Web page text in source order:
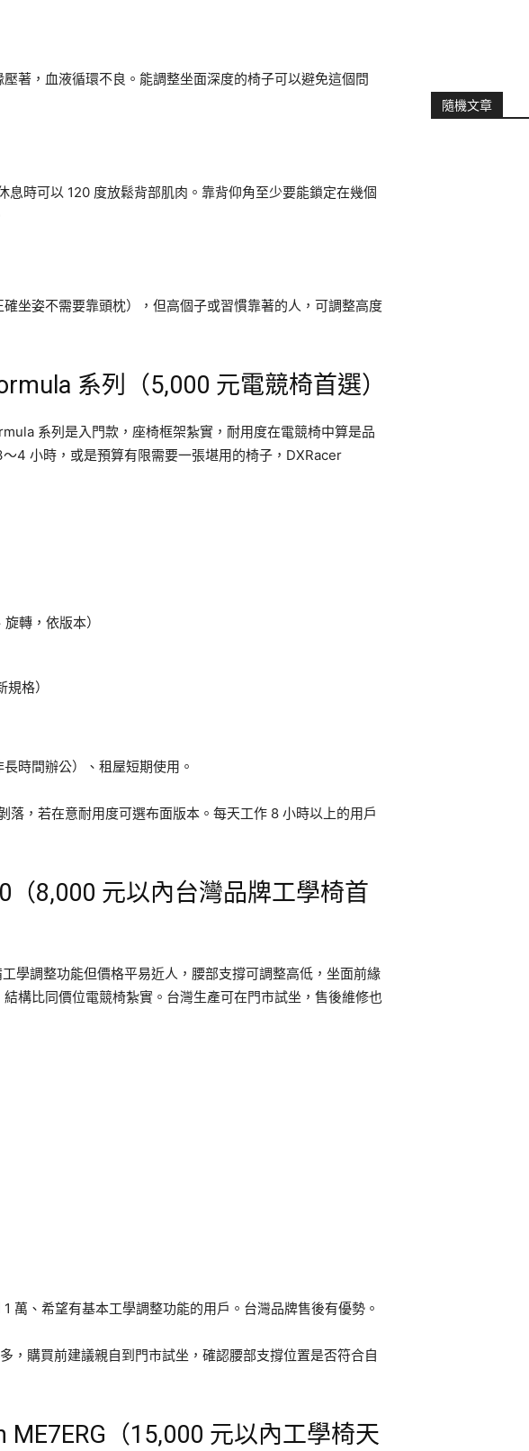
著，血液循環不良。能調整坐面深度的椅子可以避免這個問
息時可以 120 度放鬆背部肌肉。靠背仰角至少要能鎖定在幾個
坐姿不需要靠頭枕），但高個子或習慣靠著的人，可調整高度
系列（5,000 元電競椅首選）
系列是入門款，座椅框架紮實，耐用度在電競椅中算是品
4 小時，或是預算有限需要一張堪用的椅子，DXRacer
轉，依版本）
格）
時間辦公）、租屋短期使用。
落，若在意耐用度可選布面版本。每天工作 8 小時以上的用戶
（8,000 元以內台灣品牌工學椅首
學調整功能但價格平易近人，腰部支撐可調整高低，坐面前緣
構比同價位電競椅紮實。台灣生產可在門市試坐，售後維修也
萬、希望有基本工學調整功能的用戶。台灣品牌售後有優勢。
，購買前建議親自到門市試坐，確認腰部支撐位置是否符合自
（15,000 元以內工學椅天
隨機文章